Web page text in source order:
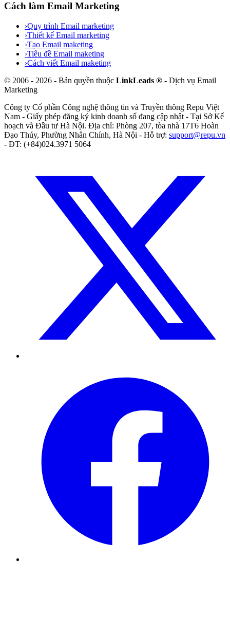
Cách làm Email Marketing
›Quy trình Email marketing
›Thiết kế Email marketing
›Tạo Email maketing
›Tiêu đề Email maketing
›Cách viết Email maketing
© 2006 - 2026 - Bản quyền thuộc LinkLeads ® - Dịch vụ Email
Marketing
Công ty Cổ phần Công nghệ thông tin và Truyền thông Repu Việt
Nam - Giấy phép đăng ký kinh doanh số đang cập nhật - Tại Sở Kế
hoạch và Đầu tư Hà Nội. Địa chỉ: Phòng 207, tòa nhà 17T6 Hoàn
Đạo Thúy, Phường Nhân Chính, Hà Nội - Hỗ trợ: support@repu.vn
- ĐT: (+84)024.3971 5064